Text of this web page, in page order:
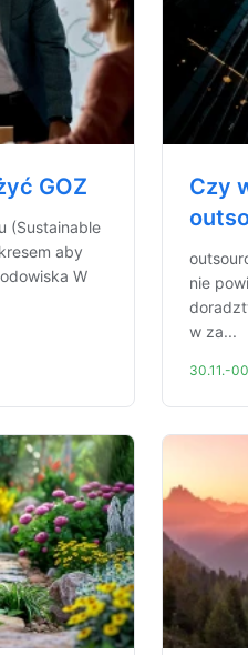
GOZ
(Sustainable
aby
W
Czy
nie
w za...
30.11.-